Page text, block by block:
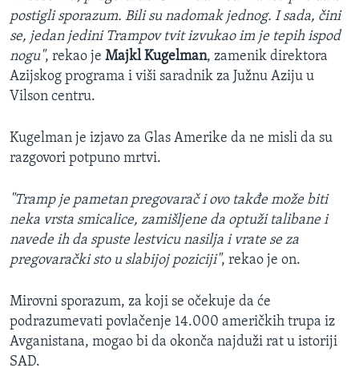
postigli sporazum. Bili su nadomak jednog. I sada, čini
se, jedan jedini Trampov tvit izvukao im je tepih ispod
nogu", rekao je Majkl Kugelman, zamenik direktora
Azijskog programa i viši saradnik za Južnu Aziju u
Vilson centru.
Kugelman je izjavo za Glas Amerike da ne misli da su
razgovori potpuno mrtvi.
"Tramp je pametan pregovarač i ovo takđe može biti
neka vrsta smicalice, zamišljene da optuži talibane i
navede ih da spuste lestvicu nasilja i vrate se za
pregovarački sto u slabijoj poziciji", rekao je on.
Mirovni sporazum, za koji se očekuje da će
podrazumevati povlačenje 14.000 američkih trupa iz
Avganistana, mogao bi da okonča najduži rat u istoriji
SAD.